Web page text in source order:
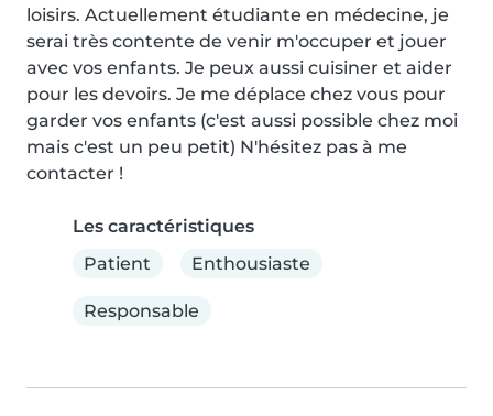
loisirs. Actuellement étudiante en médecine, je
serai très contente de venir m'occuper et jouer
avec vos enfants. Je peux aussi cuisiner et aider
pour les devoirs. Je me déplace chez vous pour
garder vos enfants (c'est aussi possible chez moi
mais c'est un peu petit) N'hésitez pas à me
contacter !
Les caractéristiques
Patient
Enthousiaste
Responsable